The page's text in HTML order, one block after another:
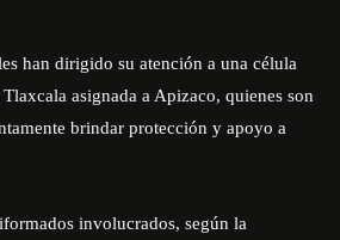
han dirigido su atención a una célula
asignada a Apizaco, quienes son
brindar protección y apoyo a
involucrados, según la